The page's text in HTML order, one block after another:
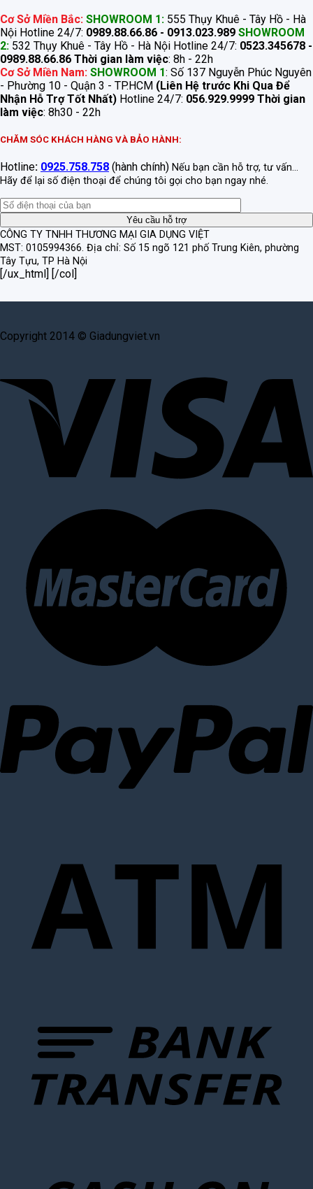
Cơ Sở Miền Bắc: SHOWROOM 1: 555 Thụy Khuê - Tây Hồ - Hà
Nội Hotline 24/7: 0989.88.66.86 - 0913.023.989 SHOWROOM
2: 532 Thụy Khuê - Tây Hồ - Hà Nội Hotline 24/7: 0523.345678 -
0989.88.66.86 Thời gian làm việc: 8h - 22h
Cơ Sở Miền Nam: SHOWROOM 1: Số 137 Nguyễn Phúc Nguyên
- Phường 10 - Quận 3 - TP.HCM (Liên Hệ trước Khi Qua Để
Nhận Hỗ Trợ Tốt Nhất) Hotline 24/7: 056.929.9999 Thời gian
làm việc: 8h30 - 22h
CHĂM SÓC KHÁCH HÀNG VÀ BẢO HÀNH:
Hotline: 0925.758.758 (hành chính) Nếu bạn cần hỗ trợ, tư vấn...
Hãy để lại số điện thoại để chúng tôi gọi cho bạn ngay nhé.
CÔNG TY TNHH THƯƠNG MẠI GIA DỤNG VIỆT
MST: 0105994366. Địa chỉ: Số 15 ngõ 121 phố Trung Kiên, phường
Tây Tựu, TP Hà Nội
[/ux_html] [/col]
Copyright 2014 © Giadungviet.vn